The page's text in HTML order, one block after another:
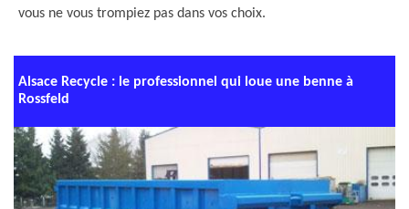
vous ne vous trompiez pas dans vos choix.
Alsace Recycle : le professionnel qui loue une benne à
Rossfeld